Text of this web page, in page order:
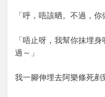
「呼，唔該晒。不過，
「唔止呀，我幫你抹埋
過～」
我一腳伸埋去阿樂條死剷